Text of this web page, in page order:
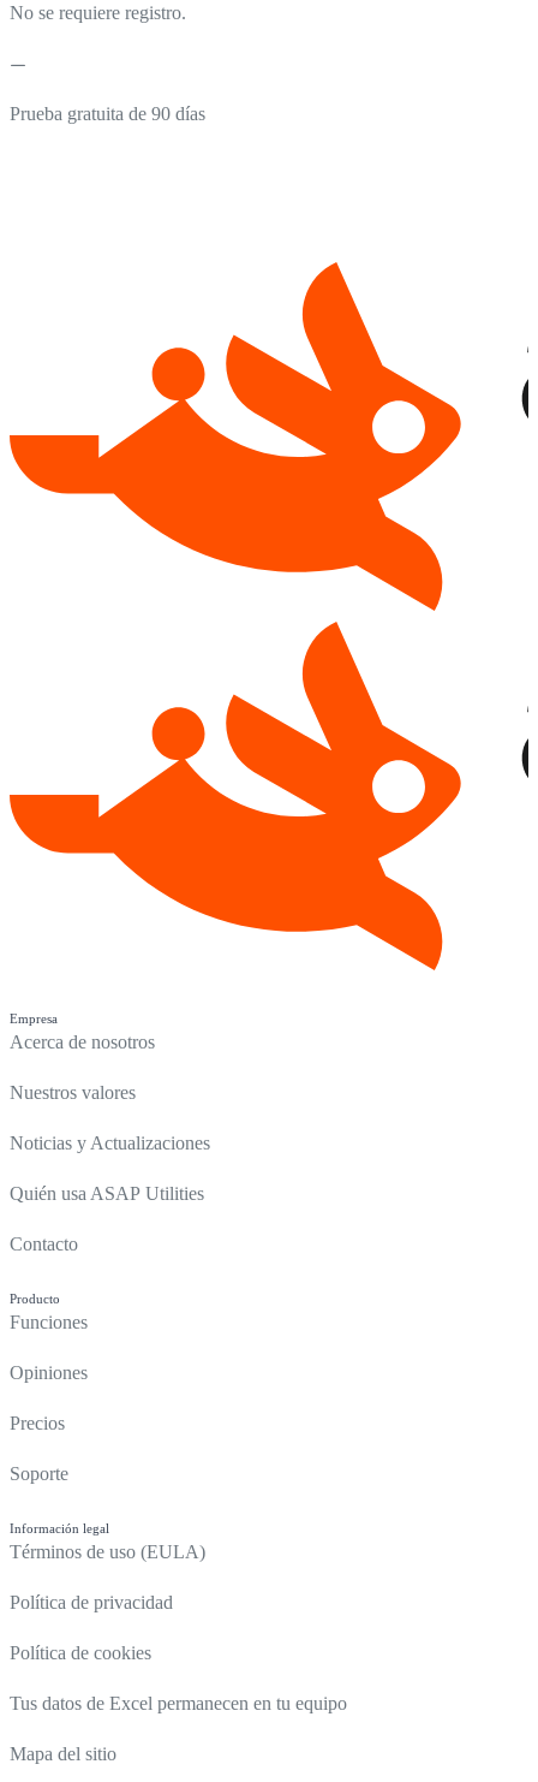
No se requiere registro.
Prueba gratuita de 90 días
Empresa
Acerca de nosotros
Nuestros valores
Noticias y Actualizaciones
Quién usa ASAP Utilities
Contacto
Producto
Funciones
Opiniones
Precios
Soporte
Información legal
Términos de uso (EULA)
Política de privacidad
Política de cookies
Tus datos de Excel permanecen en tu equipo
Mapa del sitio